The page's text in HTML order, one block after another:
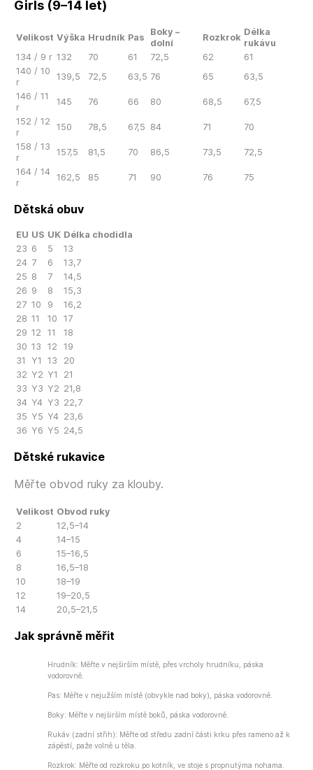
Girls (9–14 let)
Velikost Výška Hrudník Pas
Boky –
dolní
Rozkrok
Délka
rukávu
134 / 9 r 132 70 61 72,5 62
61
140 / 10
r
139,5 72,5 63,5 76 65
63,5
146 / 11
r
145 76 66 80 68,5
67,5
152 / 12
r
150 78,5 67,5 84 71
70
158 / 13
r
157,5 81,5 70 86,5 73,5
72,5
164 / 14
r
162,5 85 71 90 76 75
Dětská obuv
EU US UK Délka chodidla
23 6 5
13
24 7 6
13,7
25 8 7
14,5
26 9 8
15,3
27 10 9
16,2
28 11 10
17
29 12 11
18
30 13 12
19
31
Y1 13
20
32 Y2 Y1
21
33 Y3 Y2 21,8
34 Y4 Y3 22,7
35 Y5 Y4 23,6
36 Y6 Y5 24,5
Dětské rukavice
Měřte obvod ruky za klouby.
Velikost Obvod ruky
2
12,5–14
4
14–15
6
15–16,5
8
16,5–18
10
18–19
12
19–20,5
14
20,5–21,5
Jak správně měřit
Hrudník: Měřte v nejširším místě, přes vrcholy hrudníku, páska
vodorovně.
Pas: Měřte v nejužším místě (obvykle nad boky), páska vodorovně.
Boky: Měřte v nejširším místě boků, páska vodorovně.
Rukáv (zadní střih): Měřte od středu zadní části krku přes rameno až k
zápěstí, paže volně u těla.
Rozkrok: Měřte od rozkroku po kotník, ve stoje s propnutýma nohama.